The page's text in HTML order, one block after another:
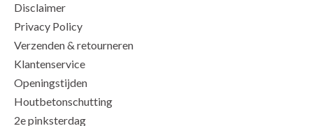
Disclaimer
Privacy Policy
Verzenden & retourneren
Klantenservice
Openingstijden
Houtbetonschutting
2e pinksterdag